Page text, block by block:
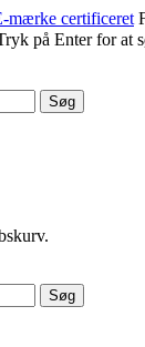
mærke certificeret
på Enter for at
Søg
Søg